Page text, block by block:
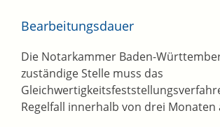
Bearbeitungsdauer
Die Notarkammer Baden-
zuständige Stelle muss das
Regelfall innerhalb von drei Monaten